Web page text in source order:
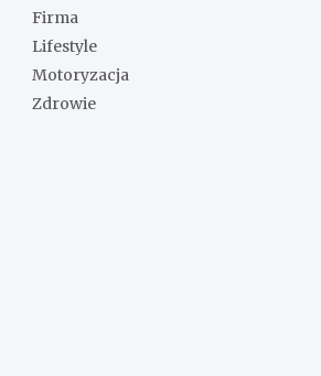
Firma
Lifestyle
Motoryzacja
Zdrowie